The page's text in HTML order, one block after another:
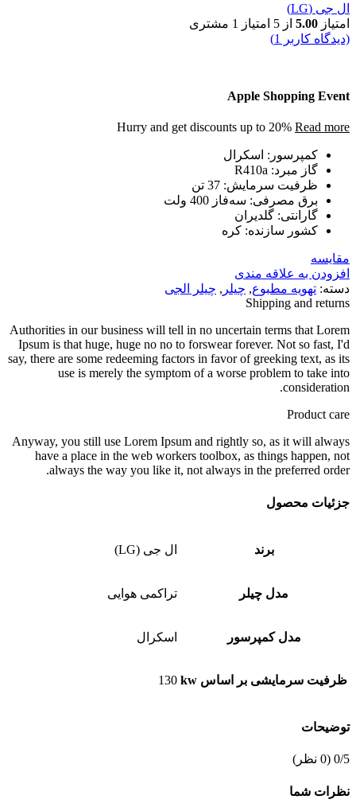
ال جی (LG)
امتیاز 5.00 از 5 امتیاز 1 مشتری
(دیدگاه کاربر
1
)
Apple Shopping Event
Hurry and get discounts up to 20% Read more
کمپرسور: اسکرال
گاز مبرد: R410a
ظرفیت سرمایش: 37 تن
برق مصرفی: سه‌فاز 400 ولت
گارانتی: گلدیران
کشور سازنده: کره
مقایسه
افزودن به علاقه مندی
دسته: تهویه مطبوع, چیلر , چیلر الجی
Shipping and returns
Authorities in our business will tell in no uncertain terms that Lorem
Ipsum is that huge, huge no no to forswear forever. Not so fast, I'd
say, there are some redeeming factors in favor of greeking text, as its
use is merely the symptom of a worse problem to take into
consideration.
Product care
Anyway, you still use Lorem Ipsum and rightly so, as it will always
have a place in the web workers toolbox, as things happen, not
always the way you like it, not always in the preferred order.
جزئیات محصول
برند ال جی (LG)
مدل چیلر تراکمی هوایی
مدل کمپرسور اسکرال
ظرفیت سرمایشی بر اساس kw 130
توضیحات
‫0/5 ‫(0 نظر)
نظرات شما